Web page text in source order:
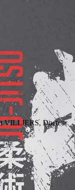
VILLIERS, Docteur